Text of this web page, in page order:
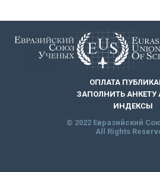
ОПЛАТА
ЗАПОЛНИТЬ АНКЕТУ
ИНДЕКСЫ
© 2022 Евразийский
All Rights